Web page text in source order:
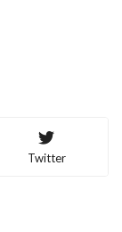
Twitter